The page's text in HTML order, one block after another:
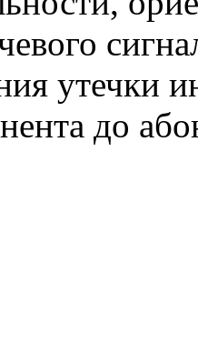
утечки
до